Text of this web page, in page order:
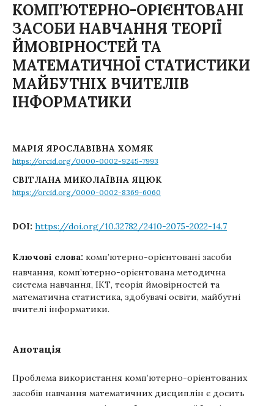
КОМП’ЮТЕРНО-ОРІЄНТОВАНІ
ЗАСОБИ НАВЧАННЯ ТЕОРІЇ
ЙМОВІРНОСТЕЙ ТА
МАТЕМАТИЧНОЇ СТАТИСТИКИ
МАЙБУТНІХ ВЧИТЕЛІВ
ІНФОРМАТИКИ
МАРІЯ ЯРОСЛАВІВНА ХОМЯК
https://orcid.org/0000-0002-9245-7993
СВІТЛАНА МИКОЛАЇВНА ЯЦЮК
https://orcid.org/0000-0002-8369-6060
DOI: https://doi.org/10.32782/2410-2075-2022-14.7
Ключові слова: комп’ютерно-орієнтовані засоби
навчання, комп’ютерно-орієнтована методична
система навчання, ІКТ, теорія ймовірностей та
математична статистика, здобувачі освіти, майбутні
вчителі інформатики.
Анотація
Проблема використання комп’ютерно-орієнтованих
засобів навчання математичних дисциплін є досить